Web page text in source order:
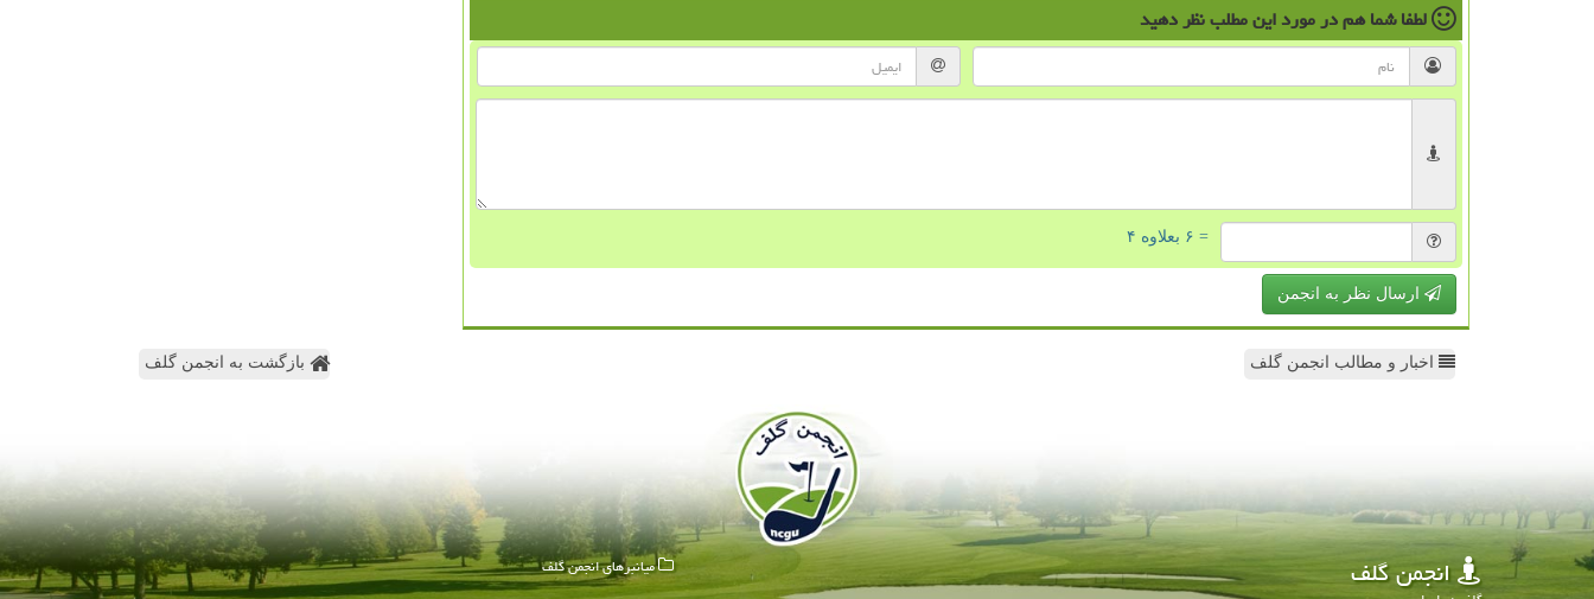
لطفا شما همدر مورد این مطلبنظر دهید
= ۶ بعلاوه ۴
ارسال نظر به انجمن
اخبار و مطالب انجمن گلف بازگشت به انجمن گلف
انجمن گلف میانبرهای انجمن گلف